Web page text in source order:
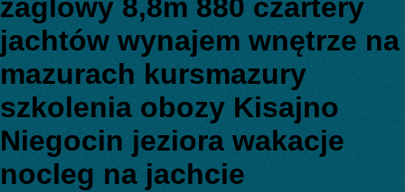
żaglowy 8,8m 880 czartery
jachtów wynajem wnętrze na
mazurach kursmazury
szkolenia obozy Kisajno
Niegocin jeziora wakacje
nocleg na jachcie